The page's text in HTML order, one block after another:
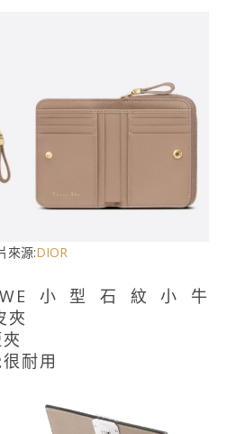
來源:DIOR
小型石紋小牛
夾
耐用